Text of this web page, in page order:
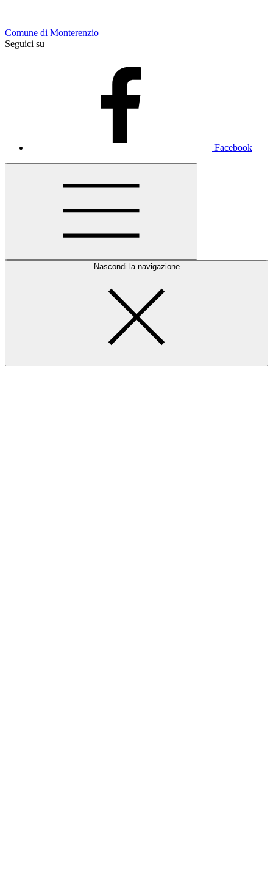
Comune di Monterenzio
Seguici su
Facebook
Nascondi la navigazione